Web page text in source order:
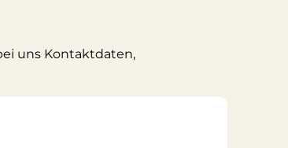
uns Kontaktdaten,